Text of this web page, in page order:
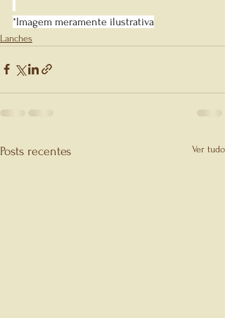
*Imagem meramente ilustrativa
Lanches
Posts recentes Ver tudo